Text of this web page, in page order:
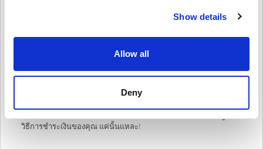
Show details
Allow all
Deny
วิธีแลกรับบัตรของขวัญ Nintendo eShop ของคุณ
สมมติว่าคุณมีบัญชี Nintendo อยู่แล้ว ให้ลงชื่อเข้าใช้และตรงไปที่
แล้วเลือก “ตกลง”
ยอดบัตรของขวัญของคุณจะถูกเพิ่มเข้าในบัญชีของคุณและสามารถ
วิธีการชำระเงินของคุณ แค่นั้นแหละ!